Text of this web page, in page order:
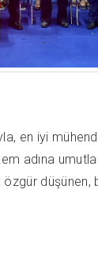
en iyi
adına